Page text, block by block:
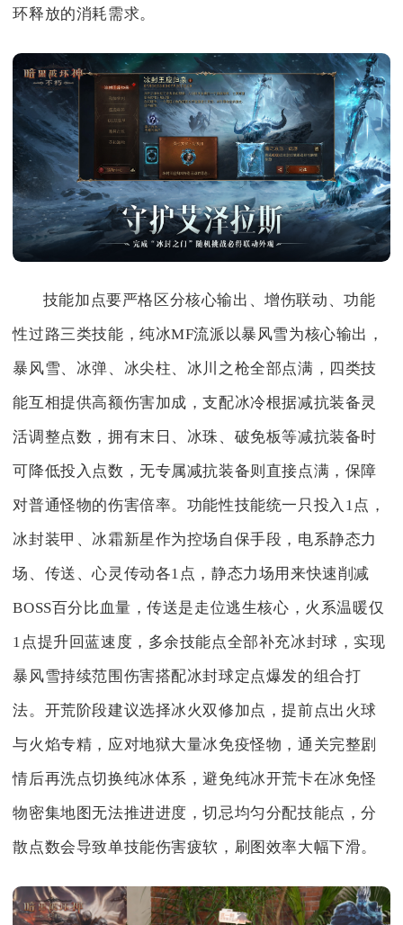
环释放的消耗需求。
技能加点要严格区分核心输出、增伤联动、功能
性过路三类技能，纯冰MF流派以暴风雪为核心输出，
暴风雪、冰弹、冰尖柱、冰川之枪全部点满，四类技
能互相提供高额伤害加成，支配冰冷根据减抗装备灵
活调整点数，拥有末日、冰珠、破免板等减抗装备时
可降低投入点数，无专属减抗装备则直接点满，保障
对普通怪物的伤害倍率。功能性技能统一只投入1点，
冰封装甲、冰霜新星作为控场自保手段，电系静态力
场、传送、心灵传动各1点，静态力场用来快速削减
BOSS百分比血量，传送是走位逃生核心，火系温暖仅
1点提升回蓝速度，多余技能点全部补充冰封球，实现
暴风雪持续范围伤害搭配冰封球定点爆发的组合打
法。开荒阶段建议选择冰火双修加点，提前点出火球
与火焰专精，应对地狱大量冰免疫怪物，通关完整剧
情后再洗点切换纯冰体系，避免纯冰开荒卡在冰免怪
物密集地图无法推进进度，切忌均匀分配技能点，分
散点数会导致单技能伤害疲软，刷图效率大幅下滑。